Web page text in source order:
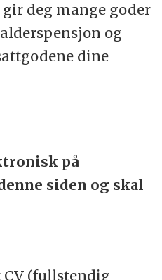
deg mange goder
og
dine
på
siden og skal
(fullstendig